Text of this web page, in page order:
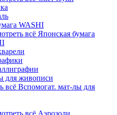
WASHI
всё Японская бумага
для живописи
всё Вспомогат. мат-лы для
всё Аэрозоли